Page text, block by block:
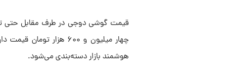
چهار میلیون و ۶۰۰
هوشمند بازار دسته‌بندی می‌شود.